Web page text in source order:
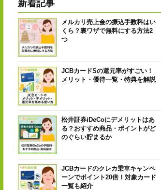
新着記事
メルカリ売上金の振込手数料はい
くら？裏ワザで無料にする方法2
つ
JCBカードSの還元率がすごい！
メリット・優待一覧・特典を解説
松井証券iDeCoにデメリットはあ
る？おすすめ商品・ポイントがど
のぐらい貯まるか
JCBカードのクレカ乗車キャンペ
ーンでポイント20倍！対象カード
一覧も紹介